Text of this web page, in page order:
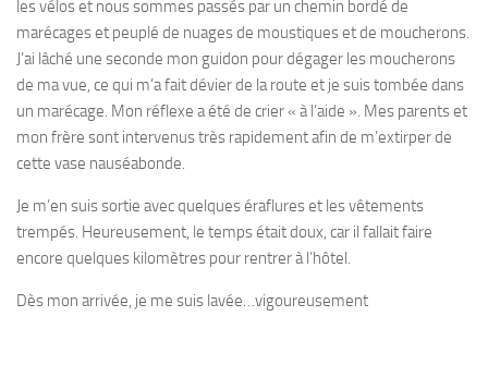
les vélos et nous sommes passés par un chemin bordé de
marécages et peuplé de nuages de moustiques et de moucherons.
J’ai lâché une seconde mon guidon pour dégager les moucherons
de ma vue, ce qui m’a fait dévier de la route et je suis tombée dans
un marécage. Mon réflexe a été de crier « à l’aide ». Mes parents et
mon frère sont intervenus très rapidement afin de m’extirper de
cette vase nauséabonde.
Je m’en suis sortie avec quelques éraflures et les vêtements
trempés. Heureusement, le temps était doux, car il fallait faire
encore quelques kilomètres pour rentrer à l’hôtel.
Dès mon arrivée, je me suis lavée…vigoureusement